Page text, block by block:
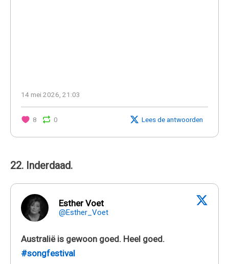
14 mei 2026, 21:03
8 0 Lees de antwoorden
22. Inderdaad.
Esther Voet
@Esther_Voet
Australië is gewoon goed. Heel goed.
#songfestival